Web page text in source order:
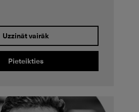
Uzzināt vairāk
Pieteikties